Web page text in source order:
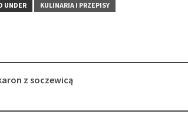
UNDER KULINARIA I PRZEPISY
z soczewicą